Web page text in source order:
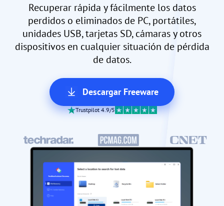
Recuperar rápida y fácilmente los datos
perdidos o eliminados de PC, portátiles,
unidades USB, tarjetas SD, cámaras y otros
dispositivos en cualquier situación de pérdida
de datos.
Descargar Freeware
Trustpilot 4.9/5